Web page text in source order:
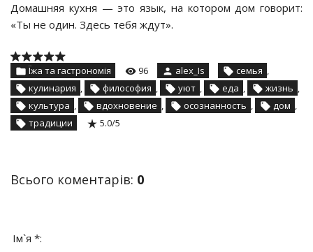
Домашняя кухня — это язык, на котором дом говорит:
«Ты не один. Здесь тебя ждут».
Їжа та гастрономія 96 alex_Is семья ,
кулинария , философия , уют , еда , жизнь ,
культура , вдохновение , осознанность , дом ,
традиции
5.0/5
Всього коментарів: 0
Ім`я *: